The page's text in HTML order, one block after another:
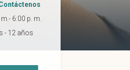
m.- 6:00 p. m.
- 12 años